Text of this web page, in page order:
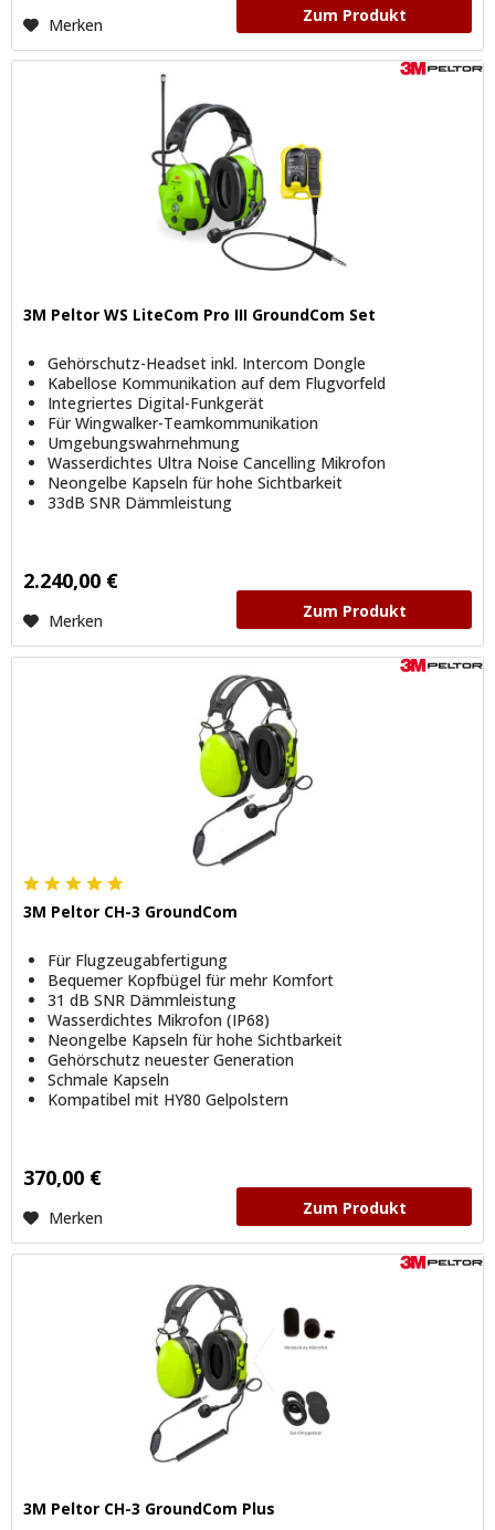
Merken Zum Produkt
3M Peltor WS LiteCom Pro III GroundCom Set
Gehörschutz-Headset inkl. Intercom Dongle
Kabellose Kommunikation auf dem Flugvorfeld
Integriertes Digital-Funkgerät
Für Wingwalker-Teamkommunikation
Umgebungswahrnehmung
Wasserdichtes Ultra Noise Cancelling Mikrofon
Neongelbe Kapseln für hohe Sichtbarkeit
33dB SNR Dämmleistung
2.240,00 €
Merken Zum Produkt
3M Peltor CH-3 GroundCom
Für Flugzeugabfertigung
Bequemer Kopfbügel für mehr Komfort
31 dB SNR Dämmleistung
Wasserdichtes Mikrofon (IP68)
Neongelbe Kapseln für hohe Sichtbarkeit
Gehörschutz neuester Generation
Schmale Kapseln
Kompatibel mit HY80 Gelpolstern
370,00 €
Merken Zum Produkt
3M Peltor CH-3 GroundCom Plus